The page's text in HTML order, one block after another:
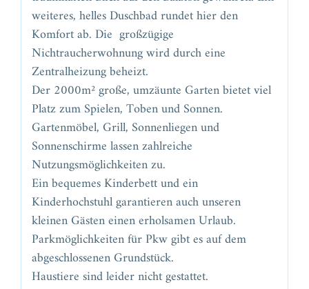
weiteres, helles Duschbad rundet hier den
Komfort ab. Die großzügige
Nichtraucherwohnung wird durch eine
Zentralheizung beheizt.
Der 2000m² große, umzäunte Garten bietet viel
Platz zum Spielen, Toben und Sonnen.
Gartenmöbel, Grill, Sonnenliegen und
Sonnenschirme lassen zahlreiche
Nutzungsmöglichkeiten zu.
Ein bequemes Kinderbett und ein
Kinderhochstuhl garantieren auch unseren
kleinen Gästen einen erholsamen Urlaub.
Parkmöglichkeiten für Pkw gibt es auf dem
abgeschlossenen Grundstück.
Haustiere sind leider nicht gestattet.